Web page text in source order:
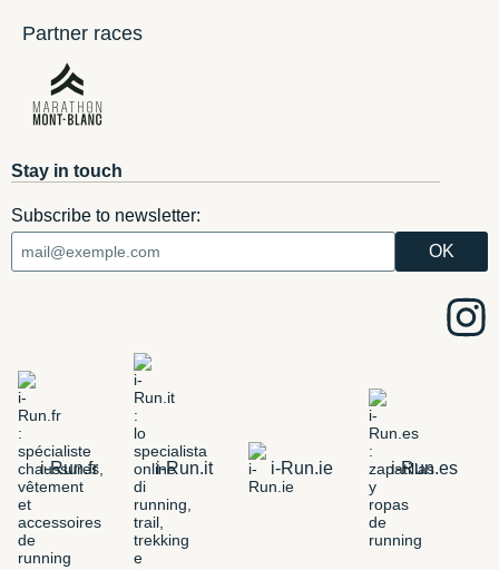
Partner races
Stay in touch
Subscribe to newsletter:
i-Run.fr i-Run.it i-Run.ie i-Run.es